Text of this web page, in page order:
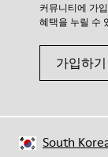
커뮤니티에 가
혜택을 누릴 수
가입하기
South